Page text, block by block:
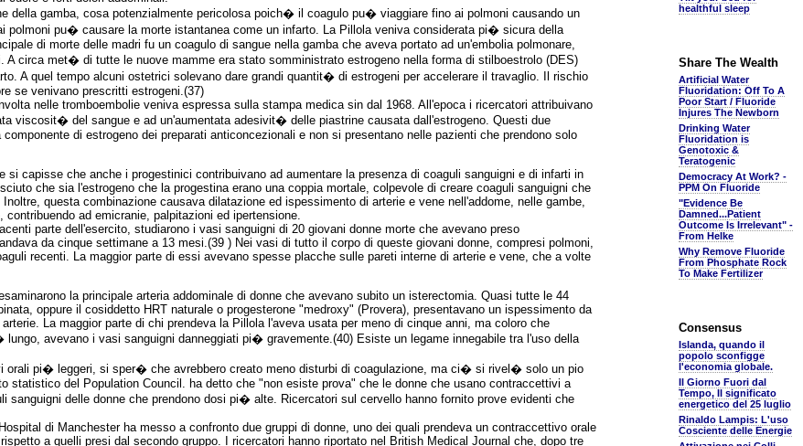
della gamba, cosa potenzialmente pericolosa poich� il coagulo pu� viaggiare fino ai polmoni causando un
polmoni pu� causare la morte istantanea come un infarto. La Pillola veniva considerata pi� sicura della
di morte delle madri fu un coagulo di sangue nella gamba che aveva portato ad un'embolia polmonare,
A circa met� di tutte le nuove mamme era stato somministrato estrogeno nella forma di stilboestrolo (DES)
A quel tempo alcuni ostetrici solevano dare grandi quantit� di estrogeni per accelerare il travaglio. Il rischio
se venivano prescritti estrogeni.(37)
nelle tromboembolie veniva espressa sulla stampa medica sin dal 1968. All'epoca i ricercatori attribuivano
viscosit� del sangue e ad un'aumentata adesivit� delle piastrine causata dall'estrogeno. Questi due
di estrogeno dei preparati anticoncezionali e non si presentano nelle pazienti che prendono solo
si capisse che anche i progestinici contribuivano ad aumentare la presenza di coaguli sanguigni e di infarti in
che sia l'estrogeno che la progestina erano una coppia mortale, colpevole di creare coaguli sanguigni che
questa combinazione causava dilatazione ed ispessimento di arterie e vene nell'addome, nelle gambe,
ad emicranie, palpitazioni ed ipertensione.
parte dell'esercito, studiarono i vasi sanguigni di 20 giovani donne morte che avevano preso
da cinque settimane a 13 mesi.(39 ) Nei vasi di tutto il corpo di queste giovani donne, compresi polmoni,
recenti. La maggior parte di essi avevano spesse placche sulle pareti interne di arterie e vene, che a volte
la principale arteria addominale di donne che avevano subito un isterectomia. Quasi tutte le 44
oppure il cosiddetto HRT naturale o progesterone "medroxy" (Provera), presentavano un ispessimento da
La maggior parte di chi prendeva la Pillola l'aveva usata per meno di cinque anni, ma coloro che
avevano i vasi sanguigni danneggiati pi� gravemente.(40) Esiste un legame innegabile tra l'uso della
orali pi� leggeri, si sper� che avrebbero creato meno disturbi di coagulazione, ma ci� si rivel� solo un pio
statistico del Population Council. ha detto che "non esiste prova" che le donne che usano contraccettivi a
sanguigni delle donne che prendono dosi pi� alte. Ricercatori sul cervello hanno fornito prove evidenti che
di Manchester ha messo a confronto due gruppi di donne, uno dei quali prendeva un contraccettivo orale
a quelli presi dal secondo gruppo. I ricercatori hanno riportato nel British Medical Journal che, dopo tre
healthful sleep
Share The Wealth
Artificial Water
Fluoridation: Off To A
Poor Start / Fluoride
Injures The Newborn
Drinking Water
Fluoridation is
Genotoxic &
Teratogenic
Democracy At Work? -
PPM On Fluoride
"Evidence Be
Damned...Patient
Outcome Is Irrelevant" -
From Helke
Why Remove Fluoride
From Phosphate Rock
To Make Fertilizer
Consensus
Islanda, quando il
popolo sconfigge
l'economia globale.
Il Giorno Fuori dal
Tempo, Il significato
energetico del 25 luglio
Rinaldo Lampis: L'uso
Cosciente delle Energie